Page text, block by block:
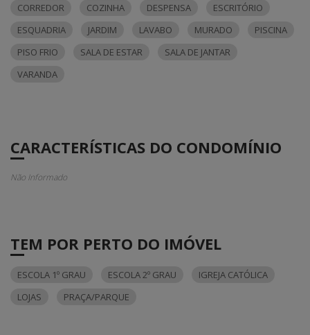
CORREDOR
COZINHA DESPENSA
ESCRITÓRIO
ESQUADRIA
JARDIM LAVABO MURADO
PISCINA
PISO FRIO
SALA DE ESTAR
SALA DE JANTAR
VARANDA
CARACTERÍSTICAS DO CONDOMÍNIO
Não Informado
TEM POR PERTO DO IMÓVEL
ESCOLA 1º GRAU ESCOLA 2º GRAU
IGREJA CATÓLICA
LOJAS
PRAÇA/PARQUE